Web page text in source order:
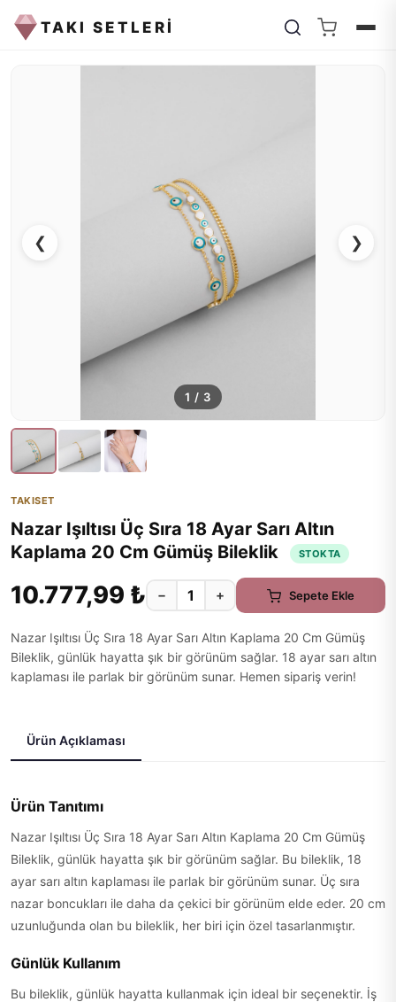
TAKI SETLERİ
❮ ❯
1 / 3
TAKISET
Nazar Işıltısı Üç Sıra 18 Ayar Sarı Altın
Kaplama 20 Cm Gümüş Bileklik
STOKTA
10.777,99 ₺ − + Sepete Ekle
Nazar Işıltısı Üç Sıra 18 Ayar Sarı Altın Kaplama 20 Cm Gümüş
Bileklik, günlük hayatta şık bir görünüm sağlar. 18 ayar sarı altın
kaplaması ile parlak bir görünüm sunar. Hemen sipariş verin!
Ürün Açıklaması
Ürün Tanıtımı
Nazar Işıltısı Üç Sıra 18 Ayar Sarı Altın Kaplama 20 Cm Gümüş
Bileklik, günlük hayatta şık bir görünüm sağlar. Bu bileklik, 18
ayar sarı altın kaplaması ile parlak bir görünüm sunar. Üç sıra
nazar boncukları ile daha da çekici bir görünüm elde eder. 20 cm
uzunluğunda olan bu bileklik, her biri için özel tasarlanmıştır.
Günlük Kullanım
Bu bileklik, günlük hayatta kullanmak için ideal bir seçenektir. İş